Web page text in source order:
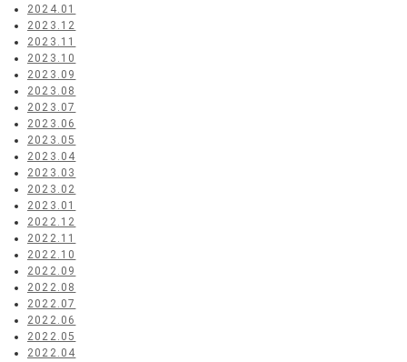
2024.01
2023.12
2023.11
2023.10
2023.09
2023.08
2023.07
2023.06
2023.05
2023.04
2023.03
2023.02
2023.01
2022.12
2022.11
2022.10
2022.09
2022.08
2022.07
2022.06
2022.05
2022.04